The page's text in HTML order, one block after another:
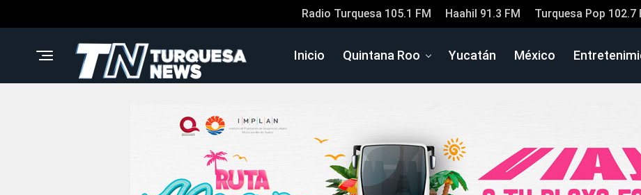
Radio Turquesa 105.1 FM Haahil 91.3 FM Turquesa Pop 102.7
Inicio Quintana Roo Yucatán México